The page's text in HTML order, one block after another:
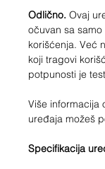
Odlično. Ovaj
očuvan sa
korišćenja. Već
koji tragovi
potpunosti je
Više informacija
uređaja možeš
Specifikacija